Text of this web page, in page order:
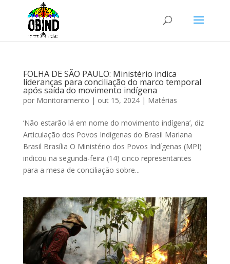
FOLHA DE SÃO PAULO: Ministério indica
lideranças para conciliação do marco temporal
após saída do movimento indígena
por Monitoramento | out 15, 2024| Matérias
‘Não estarão lá em nome do movimento indígena’, diz
Articulação dos Povos Indígenas do Brasil Mariana
Brasil Brasília O Ministério dos Povos Indígenas (MPI)
indicou na segunda-feira (14) cinco representantes
para a mesa de conciliação sobre...